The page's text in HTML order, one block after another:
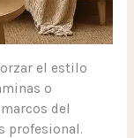
el estilo
o
del
profesional.